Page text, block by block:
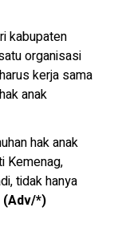
kabupaten
organisasi
kerja sama
anak
hak anak
Kemenag,
tidak hanya
(Adv/*)